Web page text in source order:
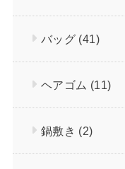
バッグ (41)
ヘアゴム (11)
鍋敷き (2)